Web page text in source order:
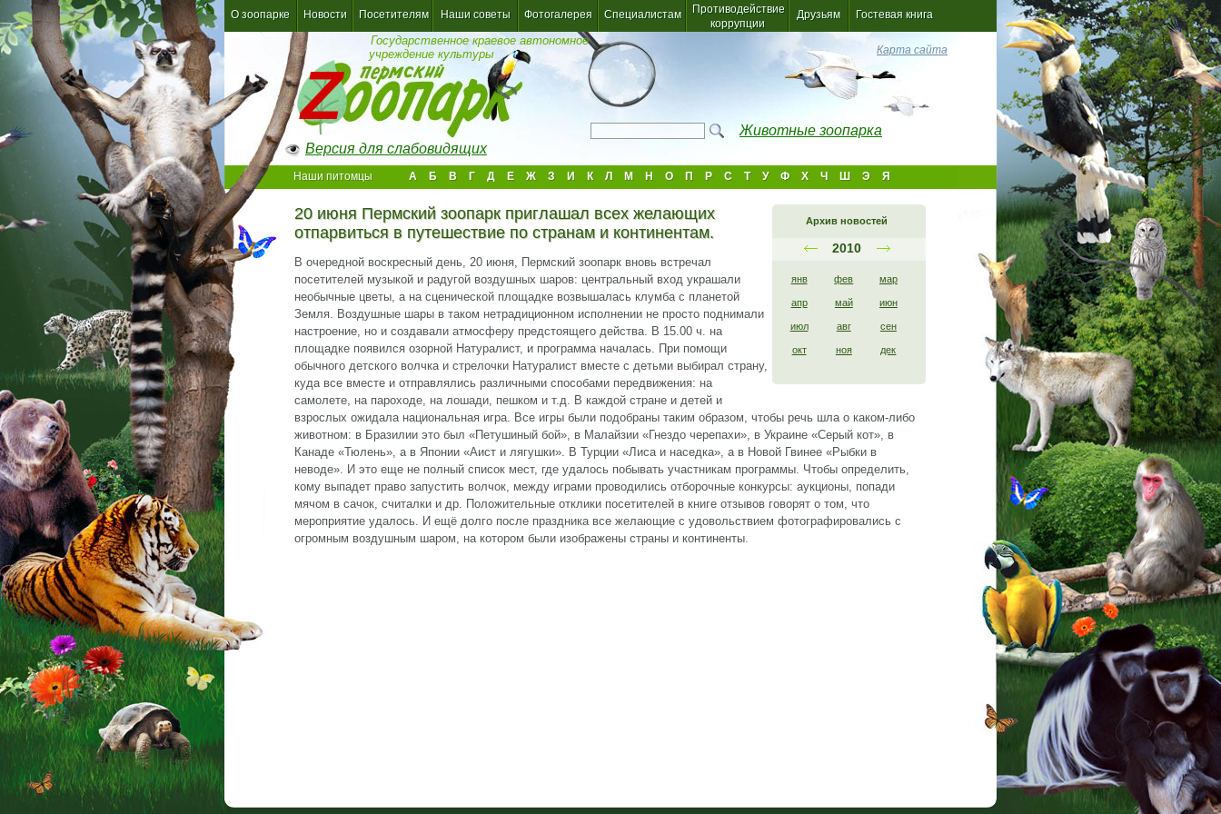
О зоопарке Новости Посетителям Наши советы Фотогалерея Специалистам
Противодействие
коррупции
Друзьям Гостевая книга
Государственное краевое автономное
учреждение культуры
Животные зоопарка
Карта сайта
Версия для слабовидящих
Наши питомцы А Б В Г Д Е Ж З И К Л М Н О П Р С Т У Ф Х Ч Ш Э Я
Архив новостей
2010
янв фев мар
апр май июн
июл авг сен
окт ноя дек
20 июня Пермский зоопарк приглашал всех желающих
отпарвиться в путешествие по странам и континентам.
В очередной воскресный день, 20 июня, Пермский зоопарк вновь встречал
посетителей музыкой и радугой воздушных шаров: центральный вход украшали
необычные цветы, а на сценической площадке возвышалась клумба с планетой
Земля. Воздушные шары в таком нетрадиционном исполнении не просто поднимали
настроение, но и создавали атмосферу предстоящего действа. В 15.00 ч. на
площадке появился озорной Натуралист, и программа началась. При помощи
обычного детского волчка и стрелочки Натуралист вместе с детьми выбирал страну,
куда все вместе и отправлялись различными способами передвижения: на
самолете, на пароходе, на лошади, пешком и т.д. В каждой стране и детей и
взрослых ожидала национальная игра. Все игры были подобраны таким образом, чтобы речь шла о каком-либо
животном: в Бразилии это был «Петушиный бой», в Малайзии «Гнездо черепахи», в Украине «Серый кот», в
Канаде «Тюлень», а в Японии «Аист и лягушки». В Турции «Лиса и наседка», а в Новой Гвинее «Рыбки в
неводе». И это еще не полный список мест, где удалось побывать участникам программы. Чтобы определить,
кому выпадет право запустить волчок, между играми проводились отборочные конкурсы: аукционы, попади
мячом в сачок, считалки и др. Положительные отклики посетителей в книге отзывов говорят о том, что
мероприятие удалось. И ещё долго после праздника все желающие с удовольствием фотографировались с
огромным воздушным шаром, на котором были изображены страны и континенты.